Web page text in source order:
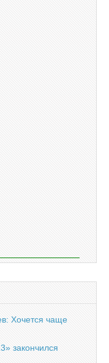
Хочется чаще
закончился